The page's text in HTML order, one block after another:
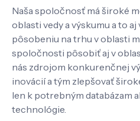
Naša spoločnosť má široké
oblasti vedy a výskumu a to
pôsobeniu na trhu v oblasti
spoločnosti pôsobiť aj v
nás zdrojom konkurenčnej
inovácií a tým zlepšovať
len k potrebným databázam
technológie.